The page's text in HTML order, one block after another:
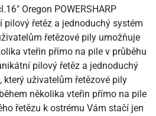
Oregon POWERSHARP
řetěz a jednoduchý systém
řetězové pily umožňuje
vteřin přímo na pile v průběhu
pilový řetěz a jednoduchý
který uživatelům řetězové pily
několika vteřin přímo na pile
řetězu k ostrému Vám stačí jen